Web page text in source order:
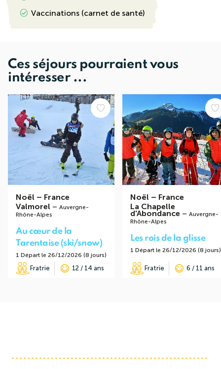
Vaccinations (carnet de santé)
Ces séjours pourraient vous
intéresser ...
Noël – France
Valmorel – Auvergne-
Rhône-Alpes
Au cœur de la
Tarentaise (ski/snow)
1 Départ le 26/12/2026 (8 jours)
Fratrie 12 / 14 ans
Noël – France
La Chapelle
d'Abondance – Auvergne-
Rhône-Alpes
Les rois de la glisse
1 Départ le 26/12/2026 (8 jours)
Fratrie 6 / 11 ans